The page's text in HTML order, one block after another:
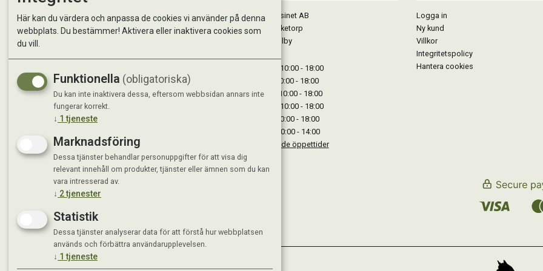
Kontakta oss
Om oss
StallMagasinet AB
Västra Lärketorp
59595 Mjölby
Måndag : 10:00 - 18:00
Tisdag : 10:00 - 18:00
Onsdag : 10:00 - 18:00
Torsdag : 10:00 - 18:00
Fredag : 10:00 - 18:00
Lördag : 10:00 - 14:00
Se avvikande öppettider
Logga in
Ny kund
Villkor
Integritetspolicy
Hantera cookies
Här kan du värdera och anpassa de cookies vi använder på denna
webbplats. Du bestämmer! Aktivera eller inaktivera cookies som
du vill.
Funktionella (obligatoriska)
Du kan inte inaktivera dessa, eftersom webbsidan annars inte
fungerar korrekt.
↓ 1 tjeneste
Marknadsföring
Dessa tjänster behandlar personuppgifter för att visa dig
relevant innehåll om produkter, tjänster eller ämnen som du kan
vara intresserad av.
↓ 2tjenester
Statistik
Dessa tjänster analyserar data för att förstå hur webbplatsen
används och förbättra användarupplevelsen.
↓ 1 tjeneste